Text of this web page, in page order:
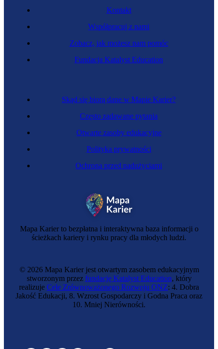
Mapa Karier to bezpłatna i interaktywna baza informacji o
ścieżkach kariery i rynku pracy dla młodych ludzi.
Skąd się biorą dane w Mapie Karier?
Często zadawane pytania
Otwarte zasoby edukacyjne
Polityka prywatności
Ochrona przed nadużyciami
Kontakt
Współpracuj z nami
Zobacz, jak możesz nam pomóc
Fundacja Katalyst Education
© 2026 Mapa Karier jest otwartym zasobem edukacyjnym
stworzonym przez fundację Katalyst Education, który
realizuje Cele Zrównoważonego Rozwoju ONZ: 4. Dobra
Jakość Edukacji, 8. Wzrost Gospodarczy i Godna Praca oraz
10. Mniej Nierówności.